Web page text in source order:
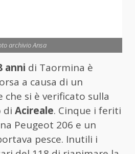
archivio Ansa
anni di Taormina è
a causa di un
si è verificato sulla
di Acireale. Cinque i feriti
Peugeot 206 e un
pesce. Inutili i